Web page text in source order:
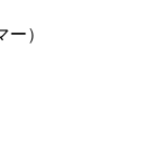
）